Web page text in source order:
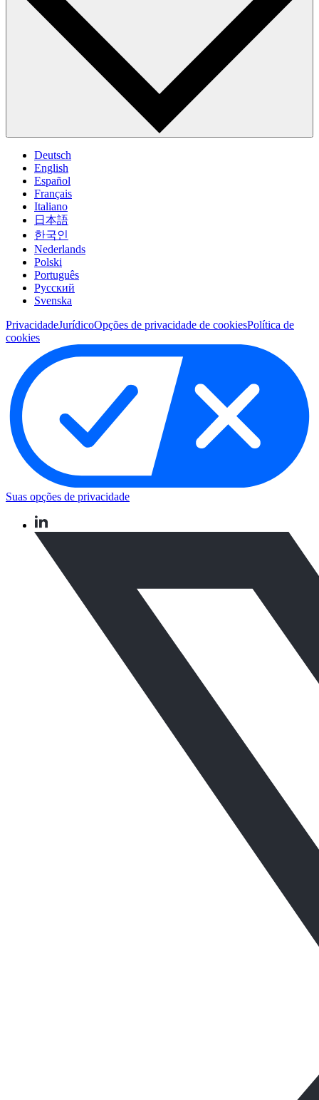
Deutsch
English
Español
Français
Italiano
日本語
한국인
Nederlands
Polski
Português
Pусский
Svenska
PrivacidadeJurídicoOpções de privacidade de cookiesPolítica de
cookies
Suas opções de privacidade